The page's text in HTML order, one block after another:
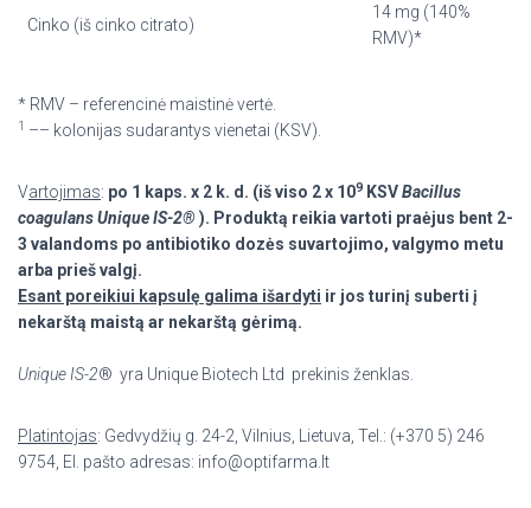
Cinko (iš cinko citrato)
14 mg (140%
RMV)*
* RMV – referencinė maistinė vertė.
1 –– kolonijas sudarantys vienetai (KSV).
Vartojimas: po 1 kaps. x 2 k. d. (iš viso 2 x 109 KSVBacillus
coagulans Unique IS-2®). Produktą reikia vartoti praėjus bent 2-
3 valandoms po antibiotiko dozės suvartojimo, valgymo metu
arba prieš valgį.
Esant poreikiui kapsulę galima išardyti ir jos turinį suberti į
nekarštą maistą ar nekarštą gėrimą.
Unique IS-2® yra Unique Biotech Ltd prekinis ženklas.
Platintojas: Gedvydžių g. 24-2, Vilnius, Lietuva, Tel.: (+370 5) 246
9754, El. pašto adresas: info@optifarma.lt